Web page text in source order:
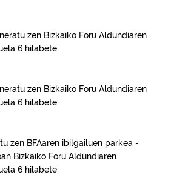
zen Bizkaiko Foru Aldundiaren
6 hilabete
zen Bizkaiko Foru Aldundiaren
6 hilabete
zen BFAaren ibilgailuen parkea -
Bizkaiko Foru Aldundiaren
6 hilabete